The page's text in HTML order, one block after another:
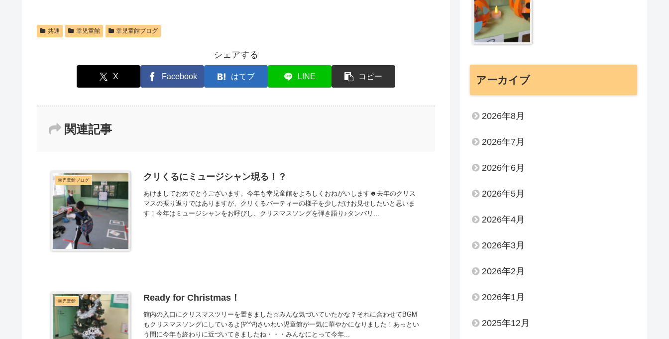
共通 幸児童館 幸児童館ブログ
シェアする
X Facebook はてブ LINE コピー
関連記事
幸児童館ブログ クリくるにミュージシャン現る！？
あけましておめでとうございます。今年も幸児童館をよろしくおねがいします☻去年のクリス
マスの振り返りではありますが、クリくるパーティーの様子を少しだけお見せしたいと思いま
す！今年はミュージシャンをお呼びし、クリスマスソングを弾き語り♪タンバリ...
幸児童館 Ready for Christmas！
館内の入口にクリスマスツリーを置きました☆みんな気づいていたかな？それに合わせてBGM
もクリスマスソングにしているよ(#^^#)さいわい児童館が一気に華やかになりました！あっとい
う間に今年も終わりに近づいてきましたね・・・みんなにとって今年...
アーカイブ
2026年8月
2026年7月
2026年6月
2026年5月
2026年4月
2026年3月
2026年2月
2026年1月
2025年12月